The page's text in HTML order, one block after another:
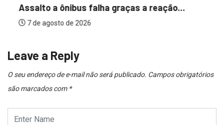
Assalto a ônibus falha graças a reação...
7 de agosto de 2026
Leave a Reply
O seu endereço de e-mail não será publicado. Campos obrigatórios
são marcados com *